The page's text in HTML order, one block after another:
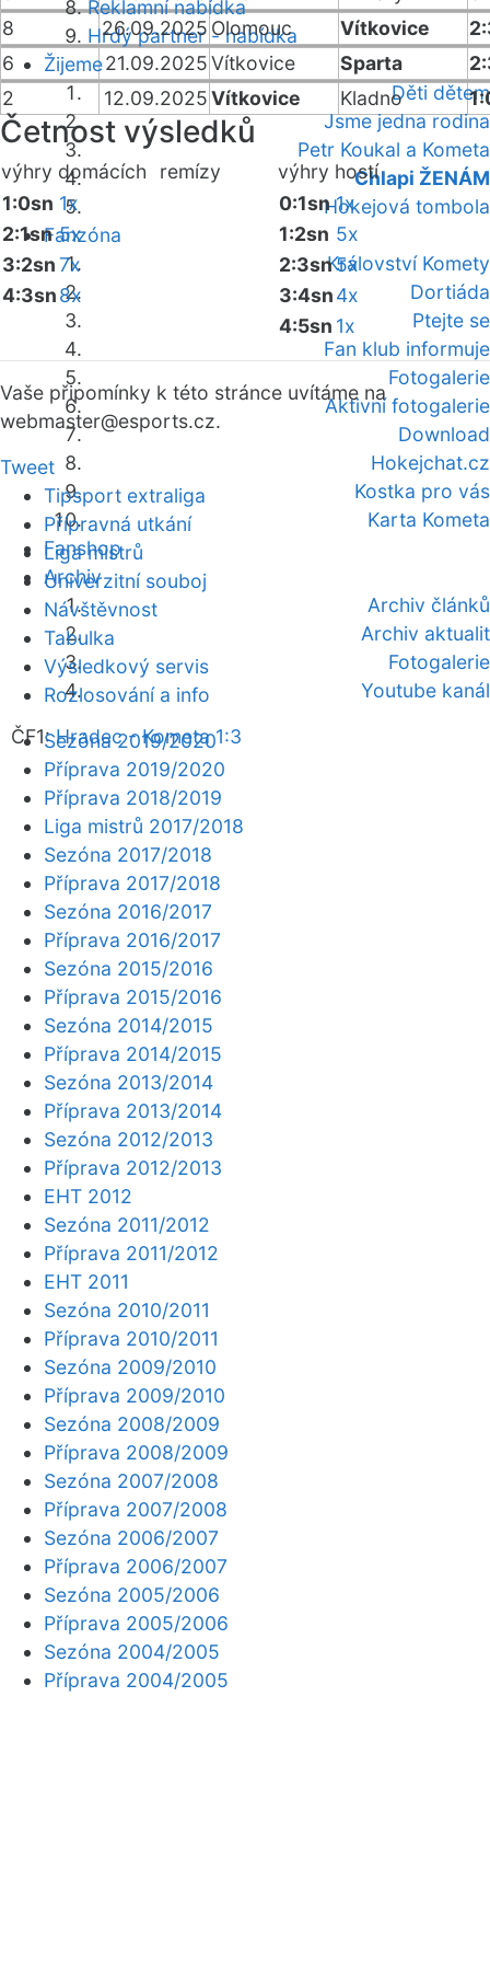
Reklamní nabídka
Hrdý partner - nabídka
Žijeme
Děti dětem
Jsme jedna rodina
Petr Koukal a Kometa
Chlapi ŽENÁM
Hokejová tombola
Fanzóna
Království Komety
Dortiáda
Ptejte se
Fan klub informuje
Fotogalerie
Aktivní fotogalerie
Download
Hokejchat.cz
Kostka pro vás
Karta Kometa
Fanshop
Archiv
Archiv článků
Archiv aktualit
Fotogalerie
Youtube kanál
ČF1:Hradec - Kometa 1:3
8
26.09.2025 Olomouc Vítkovice
6
21.09.2025Vítkovice Sparta
2
12.09.2025Vítkovice Kladno
Četnost výsledků
výhry domácích remízy výhry hostí
1:0sn 1x
2:1sn 5x
3:2sn7x
4:3sn8x
0:1sn 1x
1:2sn 5x
2:3sn5x
3:4sn4x
4:5sn 1x
Vaše připomínky k této stránce uvítáme na
webmaster@esports.cz.
Tweet
Tipsport extraliga
Přípravná utkání
Liga mistrů
Univerzitní souboj
Návštěvnost
Tabulka
Výsledkový servis
Rozlosování a info
Sezóna 2019/2020
Příprava 2019/2020
Příprava 2018/2019
Liga mistrů 2017/2018
Sezóna 2017/2018
Příprava 2017/2018
Sezóna 2016/2017
Příprava 2016/2017
Sezóna 2015/2016
Příprava 2015/2016
Sezóna 2014/2015
Příprava 2014/2015
Sezóna 2013/2014
Příprava 2013/2014
Sezóna 2012/2013
Příprava 2012/2013
EHT 2012
Sezóna 2011/2012
Příprava 2011/2012
EHT 2011
Sezóna 2010/2011
Příprava 2010/2011
Sezóna 2009/2010
Příprava 2009/2010
Sezóna 2008/2009
Příprava 2008/2009
Sezóna 2007/2008
Příprava 2007/2008
Sezóna 2006/2007
Příprava 2006/2007
Sezóna 2005/2006
Příprava 2005/2006
Sezóna 2004/2005
Příprava 2004/2005